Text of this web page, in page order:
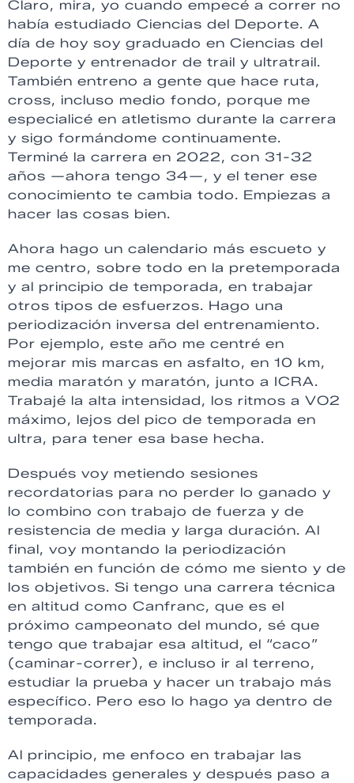
Claro, mira, yo cuando empecé a correr no
había estudiado Ciencias del Deporte. A
día de hoy soy graduado en Ciencias del
Deporte y entrenador de trail y ultratrail.
También entreno a gente que hace ruta,
cross, incluso medio fondo, porque me
especialicé en atletismo durante la carrera
y sigo formándome continuamente.
Terminé la carrera en 2022, con 31-32
años —ahora tengo 34—, y el tener ese
conocimiento te cambia todo. Empiezas a
hacer las cosas bien.
Ahora hago un calendario más escueto y
me centro, sobre todo en la pretemporada
y al principio de temporada, en trabajar
otros tipos de esfuerzos. Hago una
periodización inversa del entrenamiento.
Por ejemplo, este año me centré en
mejorar mis marcas en asfalto, en 10 km,
media maratón y maratón, junto a ICRA.
Trabajé la alta intensidad, los ritmos a VO2
máximo, lejos del pico de temporada en
ultra, para tener esa base hecha.
Después voy metiendo sesiones
recordatorias para no perder lo ganado y
lo combino con trabajo de fuerza y de
resistencia de media y larga duración. Al
final, voy montando la periodización
también en función de cómo me siento y de
los objetivos. Si tengo una carrera técnica
en altitud como Canfranc, que es el
próximo campeonato del mundo, sé que
tengo que trabajar esa altitud, el “caco”
(caminar-correr), e incluso ir al terreno,
estudiar la prueba y hacer un trabajo más
específico. Pero eso lo hago ya dentro de
temporada.
Al principio, me enfoco en trabajar las
capacidades generales y después paso a